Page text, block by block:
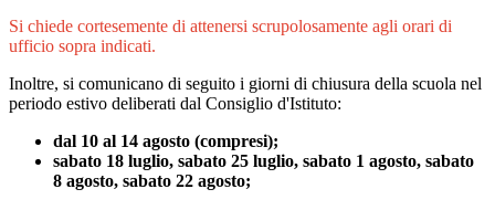
Si chiede cortesemente di attenersi scrupolosamente agli orari di
ufficio sopra indicati.
Inoltre, si comunicano di seguito i giorni di chiusura della scuola nel
periodo estivo deliberati dal Consiglio d'Istituto:
dal 10 al 14 agosto (compresi);
sabato 18 luglio, sabato 25 luglio, sabato 1 agosto, sabato
8 agosto, sabato 22 agosto;